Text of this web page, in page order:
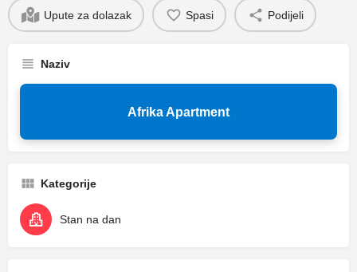
Upute za dolazak Spasi Podijeli
Naziv
Afrika Apartment
Kategorije
Stan na dan